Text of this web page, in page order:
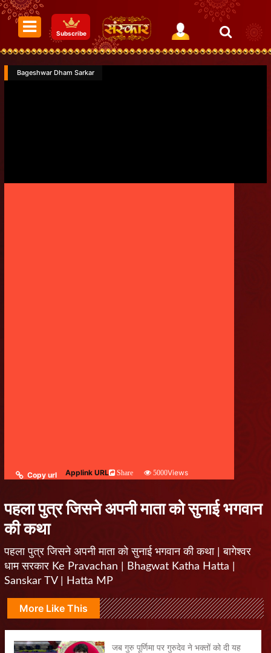
Subscribe
Bageshwar Dham Sarkar
Copy url Applink URL Share 5000Views
पहला पुत्र जिसने अपनी माता को सुनाई भगवान
की कथा
पहला पुत्र जिसने अपनी माता को सुनाई भगवान की कथा | बागेश्वर
धाम सरकार Ke Pravachan | Bhagwat Katha Hatta |
Sanskar TV | Hatta MP
More Like This
जब गुरु पूर्णिमा पर गुरुदेव ने भक्तों को दी यह